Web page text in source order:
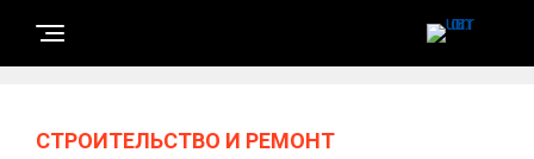
СТРОИТЕЛЬСТВО И РЕМОНТ